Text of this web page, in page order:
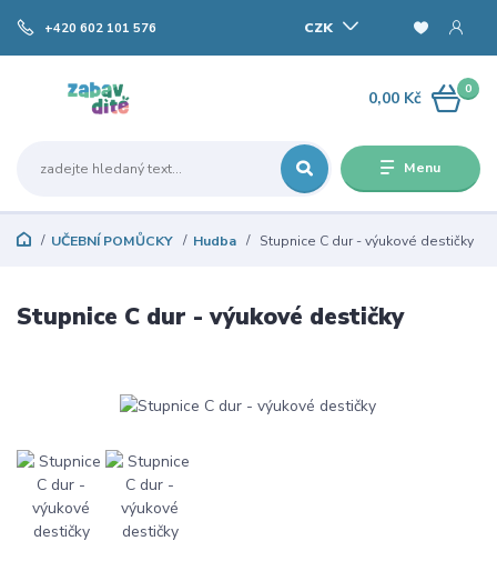
Menu
CZK
+420 602 101 576
0
0,00 Kč
UČEBNÍ POMŮCKY Hudba Stupnice C dur - výukové destičky
Stupnice C dur - výukové destičky